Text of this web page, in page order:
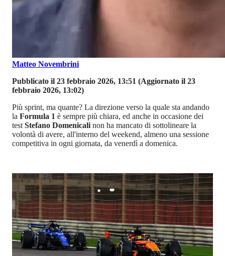
Matteo Novembrini
Pubblicato il 23 febbraio 2026, 13:51 (Aggiornato il 23
febbraio 2026, 13:02)
Più sprint, ma quante? La direzione verso la quale sta andando
la Formula 1 è sempre più chiara, ed anche in occasione dei
test Stefano Domenicali non ha mancato di sottolineare la
volontà di avere, all'interno del weekend, almeno una sessione
competitiva in ogni giornata, da venerdì a domenica.